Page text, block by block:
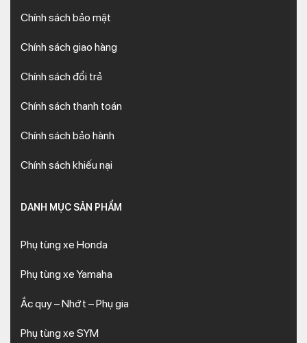
Chính sách bảo mật
Chính sách giao hàng
Chính sách đổi trả
Chính sách thanh toán
Chính sách bảo hành
Chính sách khiếu nại
DANH MỤC SẢN PHẨM
Phụ tùng xe Honda
Phụ tùng xe Yamaha
Ắc quy – Nhớt – Phụ gia
Phụ tùng xe SYM